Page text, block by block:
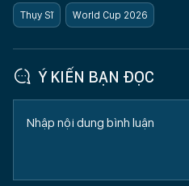
Thụy Sĩ World Cup 2026
Ý KIẾN BẠN ĐỌC